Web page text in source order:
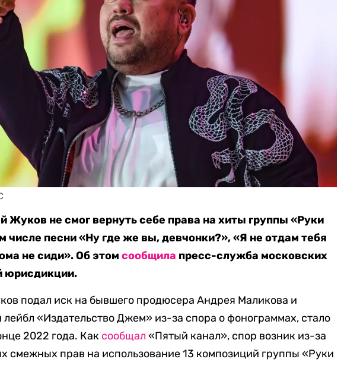
Жуков не смог вернуть себе права на хиты группы «Руки
числе песни «Ну где же вы, девчонки?», «Я не отдам тебя
не сиди». Об этомсообщила пресс-служба московских
юрисдикции.
подал иск на бывшего продюсера Андрея Маликова и
«Издательство Джем» из-за спора о фонограммах, стало
2022 года. Как сообщал «Пятый канал», спор возник из-за
смежных прав на использование 13 композиций группы «Руки